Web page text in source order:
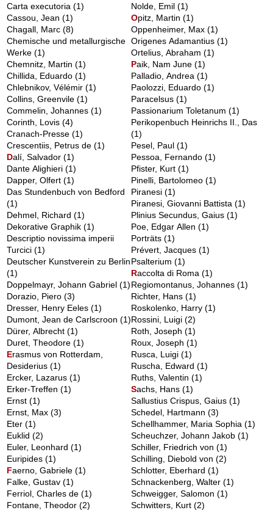
Carta executoria(1)
Cassou, Jean(1)
Chagall, Marc(8)
Chemische und metallurgische
Werke(1)
Chemnitz, Martin(1)
Chillida, Eduardo(1)
Chlebnikov, Vélémir(1)
Collins, Greenvile(1)
Commelin, Johannes(1)
Corinth, Lovis(4)
Cranach-Presse(1)
Crescentiis, Petrus de(1)
Dalí, Salvador(1)
Dante Alighieri(1)
Dapper, Olfert(1)
Das Stundenbuch von Bedford
(1)
Dehmel, Richard(1)
Dekorative Graphik(1)
Descriptio novissima imperii
Turcici(1)
Deutscher Kunstverein zu Berlin
(1)
Doppelmayr, Johann Gabriel(1)
Dorazio, Piero(3)
Dresser, Henry Eeles(1)
Dumont, Jean de Carlscroon(1)
Dürer, Albrecht(1)
Duret, Theodore(1)
Erasmus von Rotterdam,
Desiderius(1)
Ercker, Lazarus(1)
Erker-Treffen(1)
Ernst(1)
Ernst, Max(3)
Eter(1)
Euklid(2)
Euler, Leonhard(1)
Euripides(1)
Faerno, Gabriele(1)
Falke, Gustav(1)
Ferriol, Charles de(1)
Fontane, Theodor(2)
Nolde, Emil(1)
Opitz, Martin(1)
Oppenheimer, Max(1)
Origenes Adamantius(1)
Ortelius, Abraham(1)
Paik, Nam June(1)
Palladio, Andrea(1)
Paolozzi, Eduardo(1)
Paracelsus(1)
Passionarium Toletanum(1)
Perikopenbuch Heinrichs II., Das
(1)
Pesel, Paul(1)
Pessoa, Fernando(1)
Pfister, Kurt(1)
Pinelli, Bartolomeo(1)
Piranesi(1)
Piranesi, Giovanni Battista(1)
Plinius Secundus, Gaius(1)
Poe, Edgar Allen(1)
Porträts(1)
Prévert, Jacques(1)
Psalterium(1)
Raccolta di Roma(1)
Regiomontanus, Johannes(1)
Richter, Hans(1)
Roskolenko, Harry(1)
Rossini, Luigi(2)
Roth, Joseph(1)
Roux, Joseph(1)
Rusca, Luigi(1)
Ruscha, Edward(1)
Ruths, Valentin(1)
Sachs, Hans(1)
Sallustius Crispus, Gaius(1)
Schedel, Hartmann(3)
Schellhammer, Maria Sophia(1)
Scheuchzer, Johann Jakob(1)
Schiller, Friedrich von(1)
Schilling, Diebold von(2)
Schlotter, Eberhard(1)
Schnackenberg, Walter(1)
Schweigger, Salomon(1)
Schwitters, Kurt(2)